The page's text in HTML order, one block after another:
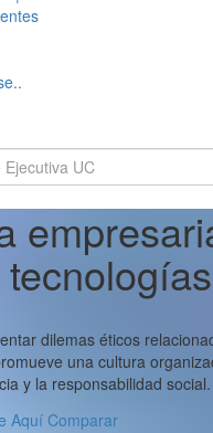
dilemas éticos
una cultura
y la responsabilidad social.
AquíComparar